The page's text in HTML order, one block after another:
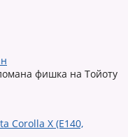
фишка на Тойоту